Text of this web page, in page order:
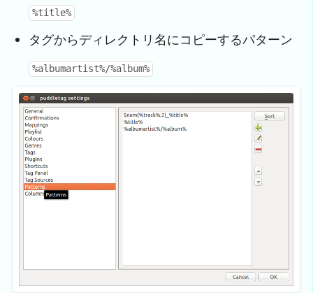
%title%
タグからディレクトリ名にコピーするパターン
%albumartist%/%album%